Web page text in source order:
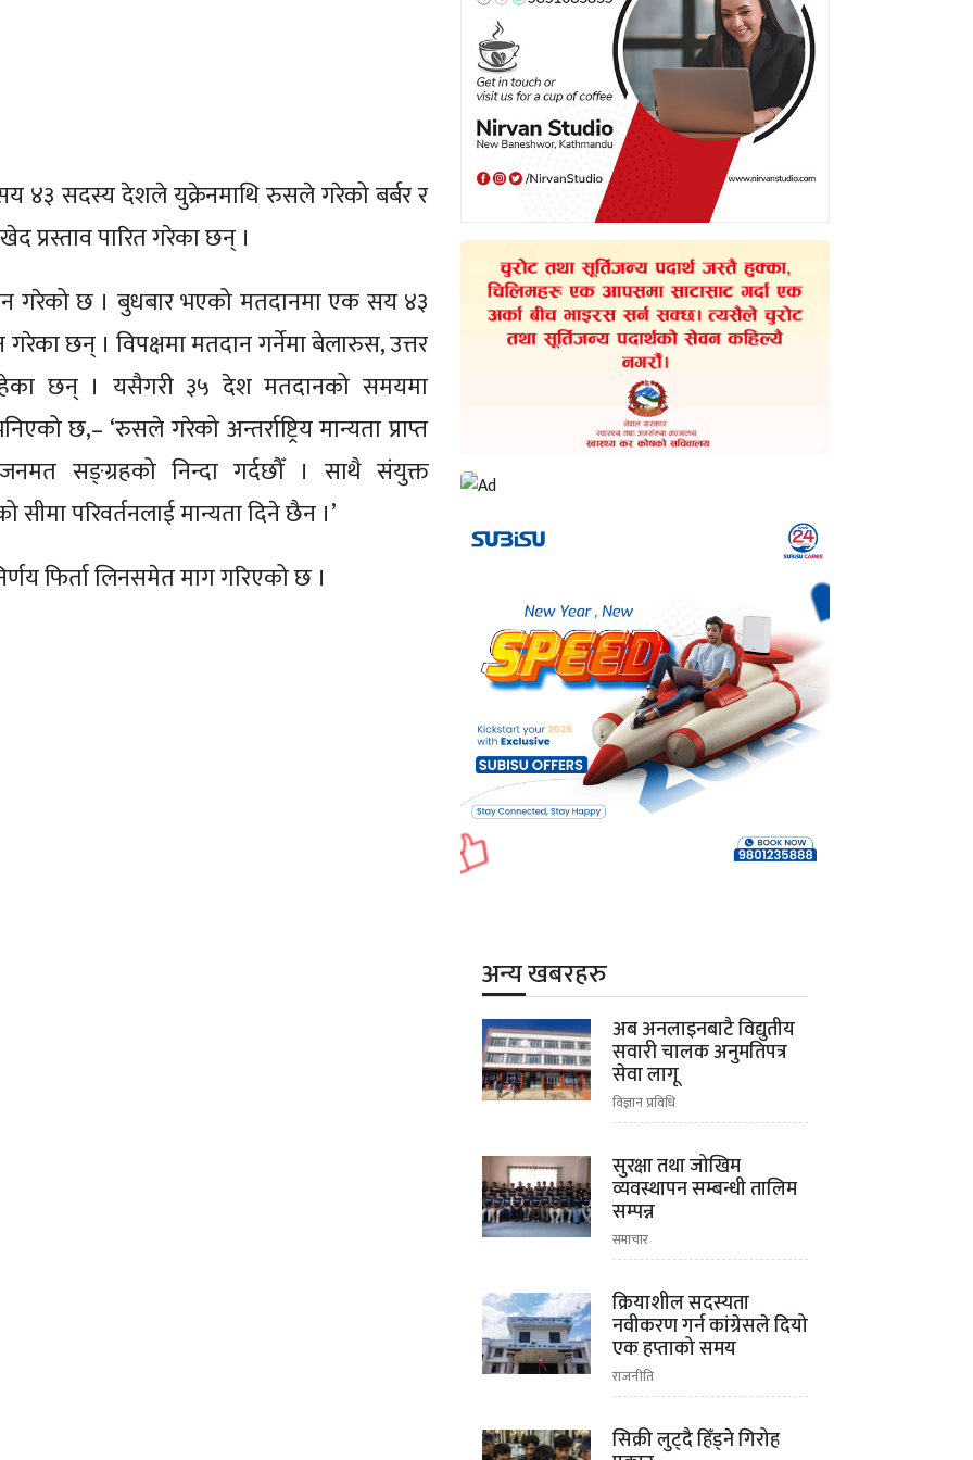
४३ सदस्य देशले युक्रेनमाथि रुसले गरेको बर्बर र
प्रस्ताव पारित गरेका छन् ।
गरेको छ । बुधबार भएको मतदानमा एक सय ४३
छन् । विपक्षमा मतदान गर्नेमा बेलारुस, उत्तर
रहेका छन् । यसैगरी ३५ देश मतदानको समयमा
छ,– ‘रुसले गरेको अन्तर्राष्ट्रिय मान्यता प्राप्त
सङ्ग्रहको निन्दा गर्दछौँ । साथै संयुक्त
सीमा परिवर्तनलाई मान्यता दिने छैन ।’
फिर्ता लिनसमेत माग गरिएको छ ।
अन्य खबरहरु
अब अनलाइनबाटै विद्युतीय
सवारी चालक अनुमतिपत्र
सेवा लागू
विज्ञान प्रविधि
सुरक्षा तथा जोखिम
व्यवस्थापन सम्बन्धी तालिम
सम्पन्न
समाचार
क्रियाशील सदस्यता
नवीकरण गर्न कांग्रेसले दियो
एक हप्ताको समय
राजनीति
सिक्री लुट्दै हिँड्ने गिरोह